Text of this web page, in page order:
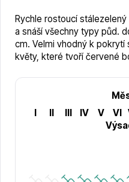
Azalky a rododendrony
Rychle rostoucí
a snáší všechny typy půd.
cm. Velmi vhodný k pokrytí
květy, které tvoří červené
IV V VI